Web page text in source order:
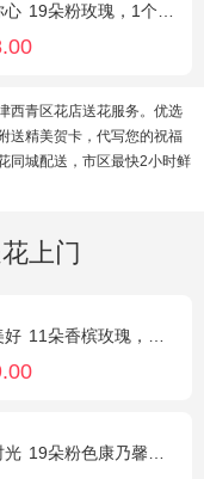
心 19朵粉玫瑰，1个粉色绣球，2个白色乒乓菊，粉色桔梗、尤加利间插丰满
西青区花店送花服务。优选
送精美贺卡，代写您的祝福
同城配送，市区最快2小时鲜
上门
好 11朵香槟玫瑰，桔梗、小花、绿叶搭配
光 19朵粉色康乃馨，2支多头粉百合，黄莺搭配